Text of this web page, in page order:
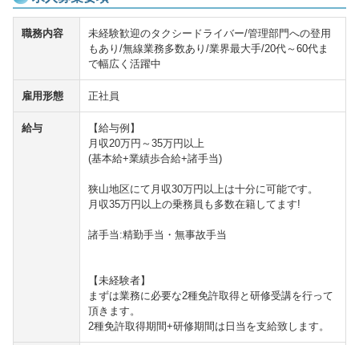
職務内容
未経験歓迎のタクシードライバー/管理部門への登用
もあり/無線業務多数あり/業界最大手/20代～60代ま
で幅広く活躍中
雇用形態 正社員
給与
【給与例】
月収20万円～35万円以上
(基本給+業績歩合給+諸手当)
狭山地区にて月収30万円以上は十分に可能です。
月収35万円以上の乗務員も多数在籍してます!
諸手当:精勤手当・無事故手当
【未経験者】
まずは業務に必要な2種免許取得と研修受講を行って
頂きます。
2種免許取得期間+研修期間は日当を支給致します。